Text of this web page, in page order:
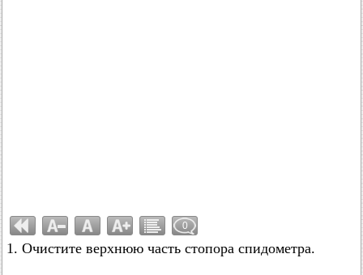
0
1. Очистите верхнюю часть стопора спидометра.